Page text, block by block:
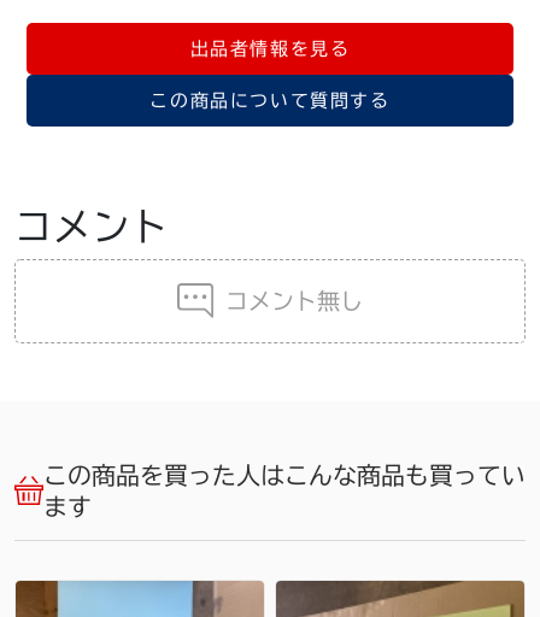
出品者情報を見る
この商品について質問する
コメント
コメント無し
この商品を買った人はこんな商品も買ってい
ます